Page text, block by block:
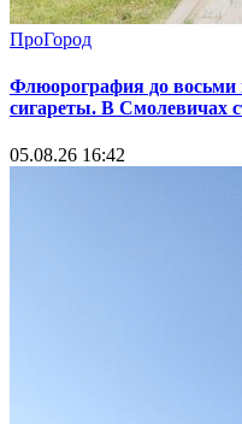
ПроГород
Флюорография до восьми
сигареты. В Смолевичах
05.08.26 16:42